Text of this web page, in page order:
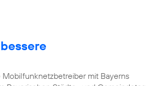
mit Bayerns